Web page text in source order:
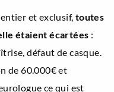
et exclusif, toutes
étaient écartées :
défaut de casque.
de 60.000€ et
ce qui est